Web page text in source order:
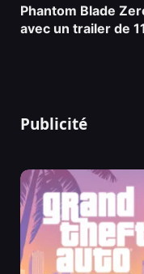
Phantom Blade
avec un trailer de
Publicité